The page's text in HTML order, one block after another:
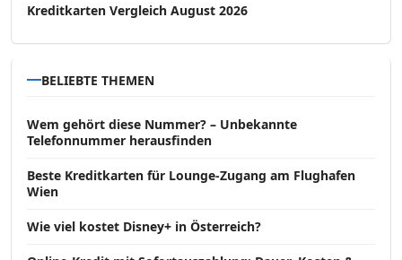
Kreditkarten Vergleich August 2026
BELIEBTE THEMEN
Wem gehört diese Nummer? – Unbekannte
Telefonnummer herausfinden
Beste Kreditkarten für Lounge-Zugang am Flughafen
Wien
Wie viel kostet Disney+ in Österreich?